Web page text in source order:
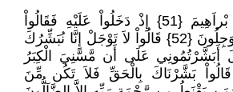
وَنَبِّئْهُمْ عَن ضَيْفِ إِ بْراَهِيمَ {51} ‏إِذْ دَخَلُواْ عَلَيْهِ فَقَالُواْ
سَلاماً قَالَ إِنَّا مِنكُمْ وَجِلُونَ {52} قَالُواْ لاَ تَوْجَلْ إِنَّا نُبَشِّرُكَ
{53) قَالَ أَبَشَّرْتُمُونِي عَلَى أَن مَّسَّنِيَ الْكِبَرُ
تُبَشِّرُونَ {54} قَالُواْ بَشَّرْنَاكَ بِالْحَقِّ فَلاَ تَكُن مِّنَ